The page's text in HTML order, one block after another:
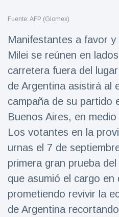
Últimas noticias
in English |
07/10/2025
7 October
8998 Vistas
Halloween -
31 de
octubre!
8 May
Vistas
Großmutter
Fuente: AFP (Glomex)
Manifestantes a favor
Milei se reúnen en
carretera fuera del
de Argentina asistirá al
campaña de su partido
Buenos Aires, en
Los votantes en la
urnas el 7 de
primera gran prueba
que asumió el cargo en
prometiendo revivir la
de Argentina